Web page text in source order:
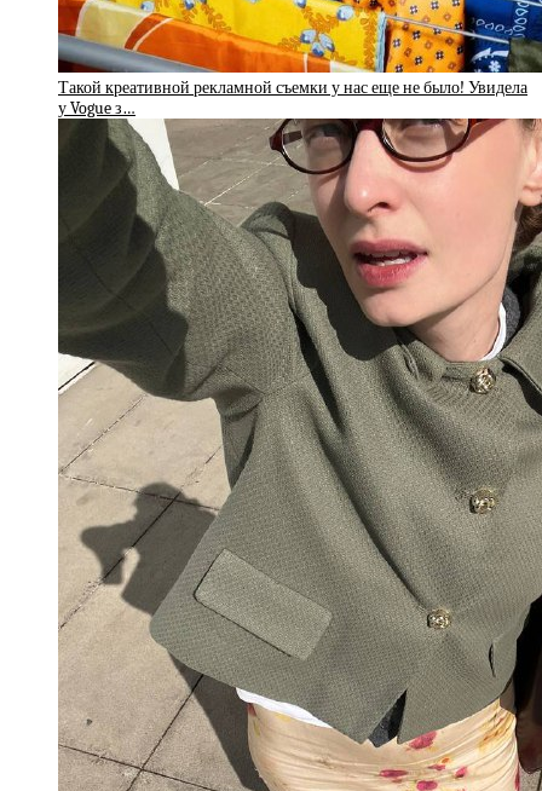
Такой креативной рекламной съемки у нас еще не было! Увидела
у Vogue з…